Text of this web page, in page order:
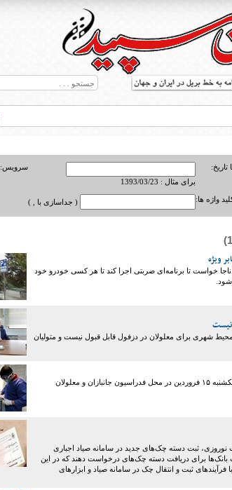
تاریخ:
برای مثال : 1393/03/23
سرویس:
واژه ها: ( جداسازی با , )
ویژه
خواست تا برنامه‌ای ضربتی اجرا کند تا هر کسی خودرو خود
نیست
شهری برای معلولان در دزفول قابل قبول نیست و متولیان
کاروان اعزامی ایران به بازی های پارالمپیک توکیو امروز یکشنبه ۱۵ فروردین در محل فدراسیون جانبازان و معلولان
از تعطیلات نوروزی، ثبت دسته‌ چک‌های جدید در سامانه صیاد اجباری
بانک‌ها برای دریافت دسته چک‌های درخواست دهند که در این
فرآیندهای ثبت و انتقال چک در سامانه صیاد و ابزارهای